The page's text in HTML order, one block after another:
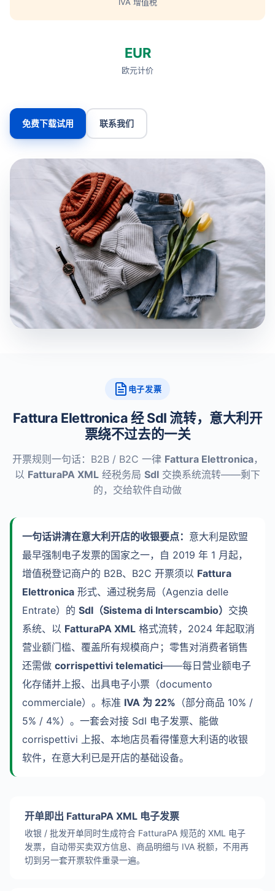
EUR
欧元计价
免费下载试用 联系我们
电子发票
Fattura Elettronica 经 SdI 流转，意大利开
票绕不过去的一关
开票规则一句话：B2B / B2C 一律 Fattura Elettronica，
以 FatturaPA XML 经税务局 SdI 交换系统流转——剩下
的，交给软件自动做
一句话讲清在意大利开店的收银要点： 意大利是欧盟
最早强制电子发票的国家之一，自 2019 年 1 月起，
增值税登记商户的 B2B、B2C 开票须以 Fattura
Elettronica 形式、通过税务局（Agenzia delle
Entrate）的 SdI（Sistema di Interscambio） 交换
系统、以 FatturaPA XML 格式流转，2024 年起取消
营业额门槛、覆盖所有规模商户；零售对消费者销售
还需做 corrispettivi telematici——每日营业额电子
化存储并上报、出具电子小票（documento
commerciale）。标准 IVA 为 22% （部分商品 10% /
5% / 4%）。一套会对接 SdI 电子发票、能做
corrispettivi 上报、本地店员看得懂意大利语的收银
软件，在意大利已是开店的基础设备。
开单即出 FatturaPA XML 电子发票
收银 / 批发开单同时生成符合 FatturaPA 规范的 XML 电子
发票，自动带买卖双方信息、商品明细与 IVA 税额，不用再
切到另一套开票软件重录一遍。